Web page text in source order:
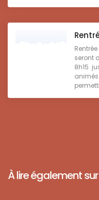
seront
8h15
À lire également sur